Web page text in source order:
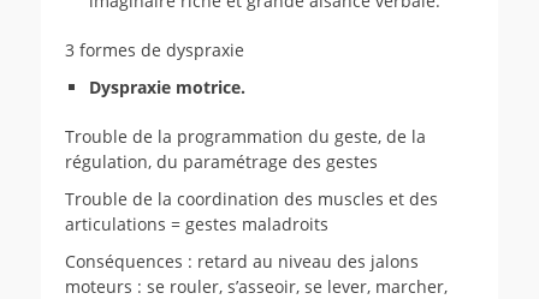
3 formes de dyspraxie
Dyspraxie motrice.
Trouble de la programmation du geste, de la
régulation, du paramétrage des gestes
Trouble de la coordination des muscles et des
articulations = gestes maladroits
Conséquences : retard au niveau des jalons
moteurs : se rouler, s’asseoir, se lever, marcher,